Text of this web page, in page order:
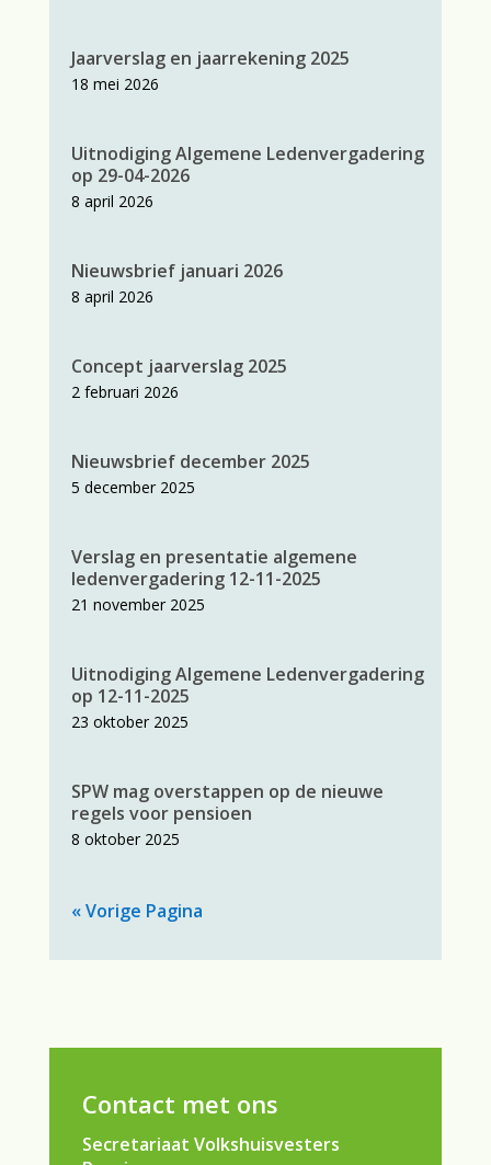
Jaarverslag en jaarrekening 2025
18 mei 2026
Uitnodiging Algemene Ledenvergadering
op 29-04-2026
8 april 2026
Nieuwsbrief januari 2026
8 april 2026
Concept jaarverslag 2025
2 februari 2026
Nieuwsbrief december 2025
5 december 2025
Verslag en presentatie algemene
ledenvergadering 12-11-2025
21 november 2025
Uitnodiging Algemene Ledenvergadering
op 12-11-2025
23 oktober 2025
SPW mag overstappen op de nieuwe
regels voor pensioen
8 oktober 2025
« Vorige Pagina
Contact met ons
Secretariaat Volkshuisvesters